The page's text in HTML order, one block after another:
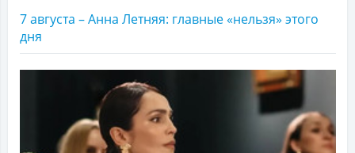
7 августа – Анна Летняя: главные «нельзя» этого
дня